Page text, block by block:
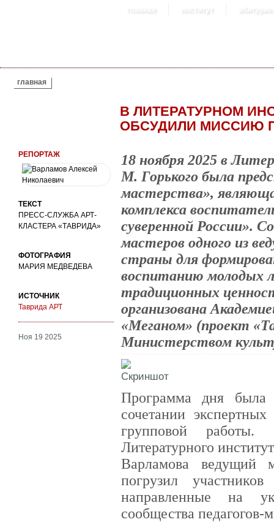
главная институт
ВЫ ЗДЕСЬ
главная
В ЛИТЕРАТУРНОМ
ОБСУДИЛИ МИССИЮ
РЕПОРТАЖ
ТЕКСТ
ПРЕСС-СЛУЖБА АРТ-
КЛАСТЕРА «ТАВРИДА»
ФОТОГРАФИЯ
МАРИЯ МЕДВЕДЕВА
ИСТОЧНИК
Таврида АРТ
Ноя 19 2025
18 ноября 2025 в
М. Горького была
мастерства»,
комплекса
суверенной России».
мастеров одного из
страны для
воспитанию молодых
традиционных
организована
«Меганом» (проект
Министерством
Программа дня была
сочетании
групповой работы.
Литературного
Варламова ведущий
погрузил
направленные на
сообщества педагогов-